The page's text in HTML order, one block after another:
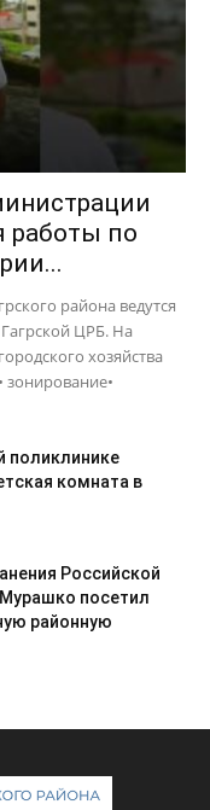
работы по
района ведутся
ЦРБ. На
хозяйства
зонирование•
поликлинике
комната в
Российской
посетил
районную